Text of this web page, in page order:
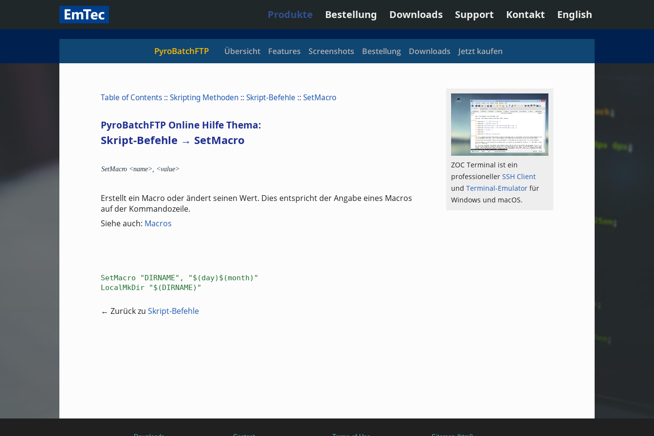
Produkte Bestellung Downloads Support Kontakt English
PyroBatchFTP Übersicht Features Screenshots Bestellung Downloads Jetzt kaufen
ZOC Terminal ist ein
professioneller SSH Client
und Terminal-Emulator für
Windows und macOS.
Table of Contents :: Skripting Methoden :: Skript-Befehle :: SetMacro
PyroBatchFTP Online Hilfe Thema:
Skript-Befehle → SetMacro
SetMacro <name>, <value>
Erstellt ein Macro oder ändert seinen Wert. Dies entspricht der Angabe eines Macros
auf der Kommandozeile.
Siehe auch: Macros
SetMacro "DIRNAME", "$(day)$(month)"
LocalMkDir "$(DIRNAME)"
← Zurück zu Skript-Befehle